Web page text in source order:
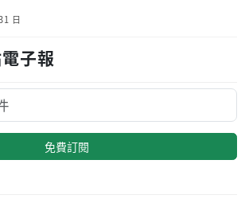
日
子報
免費訂閱